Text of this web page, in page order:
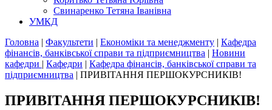
Свинаренко Тетяна Іванівна
УМКД
Головна | Факультети | Економіки та менеджменту | Кафедра
фінансів, банківської справи та підприємництва | Новини
кафедри | Кафедри | Кафедра фінансів, банківської справи та
підприємництва | ПРИВІТАННЯ ПЕРШОКУРСНИКІВ!
ПРИВІТАННЯ ПЕРШОКУРСНИКІВ!